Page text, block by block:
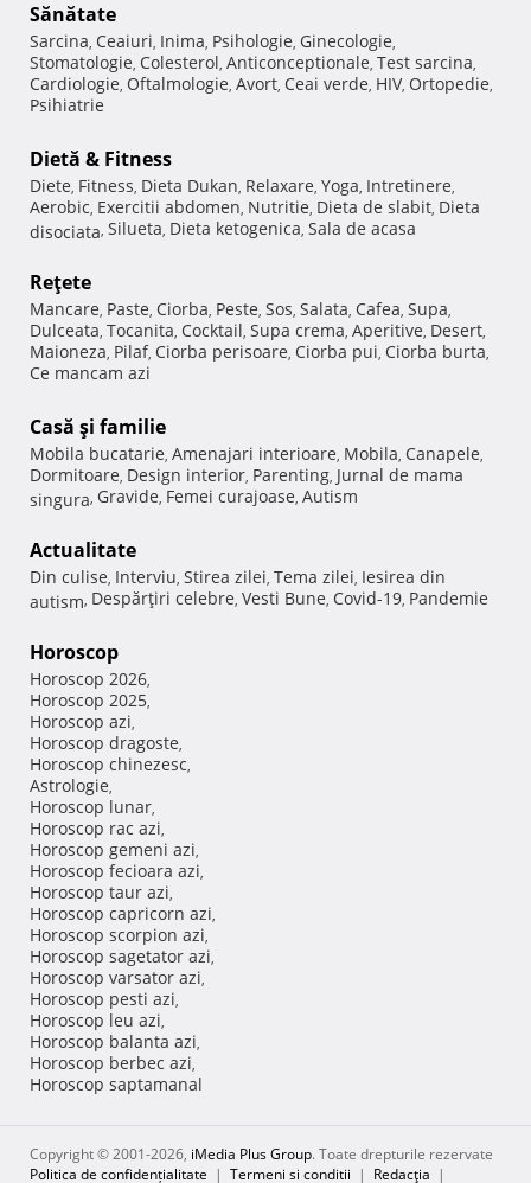
Sănătate
Sarcina, Ceaiuri, Inima, Psihologie, Ginecologie,
Stomatologie, Colesterol, Anticonceptionale, Test sarcina,
Cardiologie, Oftalmologie, Avort, Ceai verde, HIV, Ortopedie,
Psihiatrie
Dietă & Fitness
Diete, Fitness, Dieta Dukan, Relaxare, Yoga, Intretinere,
Aerobic, Exercitii abdomen, Nutritie, Dieta de slabit, Dieta
disociata, Silueta, Dieta ketogenica, Sala de acasa
Reţete
Mancare, Paste, Ciorba, Peste, Sos, Salata, Cafea, Supa,
Dulceata, Tocanita, Cocktail, Supa crema, Aperitive, Desert,
Maioneza, Pilaf, Ciorba perisoare, Ciorba pui, Ciorba burta,
Ce mancam azi
Casă şi familie
Mobila bucatarie, Amenajari interioare, Mobila, Canapele,
Dormitoare, Design interior, Parenting, Jurnal de mama
singura, Gravide, Femei curajoase, Autism
Actualitate
Din culise, Interviu, Stirea zilei, Tema zilei, Iesirea din
autism, Despărţiri celebre, Vesti Bune, Covid-19, Pandemie
Horoscop
Horoscop 2026,
Horoscop 2025,
Horoscop azi,
Horoscop dragoste,
Horoscop chinezesc,
Astrologie,
Horoscop lunar,
Horoscop rac azi,
Horoscop gemeni azi,
Horoscop fecioara azi,
Horoscop taur azi,
Horoscop capricorn azi,
Horoscop scorpion azi,
Horoscop sagetator azi,
Horoscop varsator azi,
Horoscop pesti azi,
Horoscop leu azi,
Horoscop balanta azi,
Horoscop berbec azi,
Horoscop saptamanal
Copyright © 2001-2026, iMedia Plus Group. Toate drepturile rezervate
Politica de confidențialitate | Termeni si conditii | Redacţia |